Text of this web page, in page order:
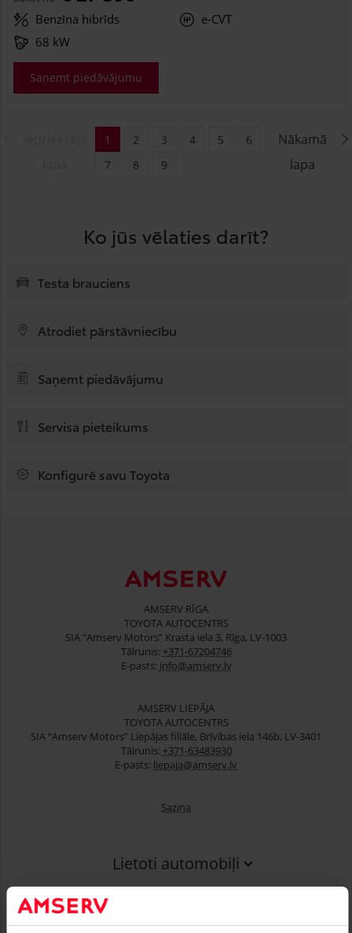
Benzīna hibrīds
e-CVT
68 kW
Saņemt piedāvājumu
Nākamā
lapa
1 2 3 4 5
6
7
8 9
Ko jūs vēlaties darīt?
Testa brauciens
Atrodiet pārstāvniecību
Saņemt piedāvājumu
Servisa pieteikums
Konfigurē savu Toyota
AMSERV RĪGA
TOYOTA AUTOCENTRS
SIA “Amserv Motors” Krasta iela 3, Rīga, LV-1003
Tālrunis: +371-67204746
E-pasts: info@amserv.lv
AMSERV LIEPĀJA
TOYOTA AUTOCENTRS
SIA “Amserv Motors” Liepājas filiāle, Brīvības iela 146b, LV-3401
Tālrunis: +371-63483930
E-pasts: liepaja@amserv.lv
Saziņa
Lietoti automobiļi
Serviss